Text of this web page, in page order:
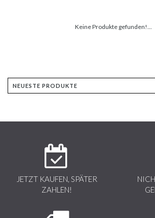
Keine Produkte gefunden!...
JETZT KAUFEN, SPÄTER
ZAHLEN!